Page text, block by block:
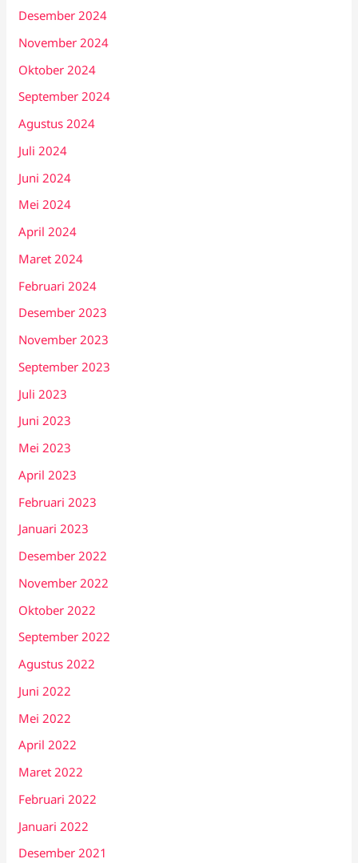
Desember 2024
November 2024
Oktober 2024
September 2024
Agustus 2024
Juli 2024
Juni 2024
Mei 2024
April 2024
Maret 2024
Februari 2024
Desember 2023
November 2023
September 2023
Juli 2023
Juni 2023
Mei 2023
April 2023
Februari 2023
Januari 2023
Desember 2022
November 2022
Oktober 2022
September 2022
Agustus 2022
Juni 2022
Mei 2022
April 2022
Maret 2022
Februari 2022
Januari 2022
Desember 2021